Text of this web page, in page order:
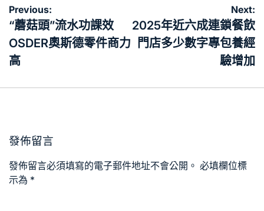
文
章
導
覽
Previous:
“蘑菇頭”流水功課效
OSDER奧斯德零件商力
高
Next:
2025年近六成連鎖餐飲
門店多少數字專包養經
驗增加
發佈留言
發佈留言必須填寫的電子郵件地址不會公開。 必填欄位標
示為 *